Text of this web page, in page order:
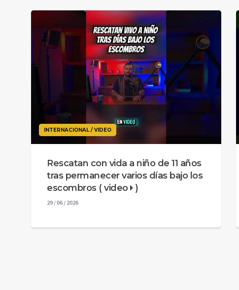
INTERNACIONAL / VIDEO
Rescatan con vida a niño de 11 años
tras permanecer varios días bajo los
escombros ( video )
29 / 06 / 2026